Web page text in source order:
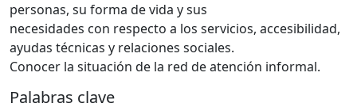
personas, su forma de vida y sus
necesidades con respecto a los servicios, accesibilidad,
ayudas técnicas y relaciones sociales.
Conocer la situación de la red de atención informal.
Palabras clave